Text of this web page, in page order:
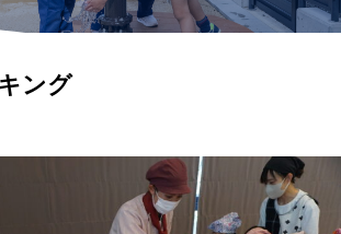
ング